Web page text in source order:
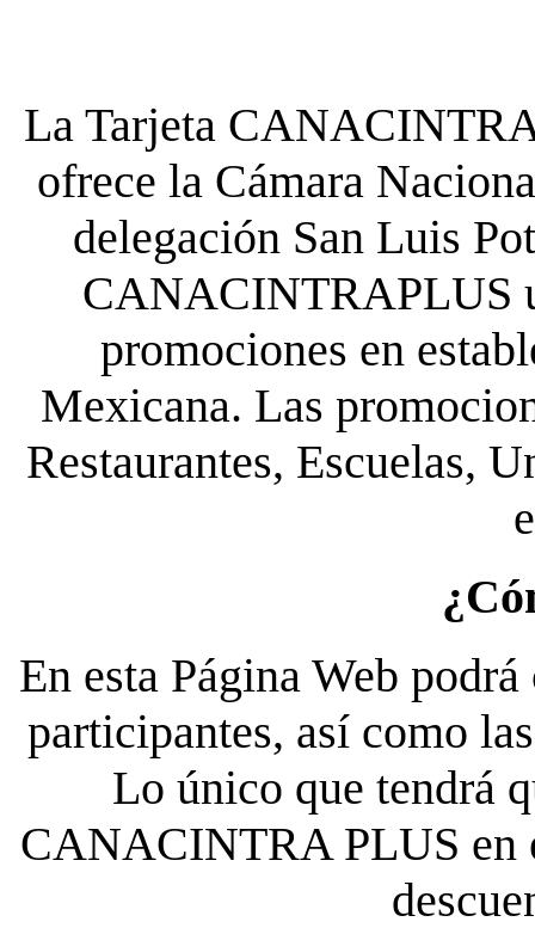
La Tarjeta
ofrece la Cámara
delegación San Luis
CANACINTRAPLUS
promociones en
Mexicana. Las
Restaurantes, Escuelas,
En esta Página Web
participantes, así como
Lo único que tendrá
CANACINTRA PLUS en